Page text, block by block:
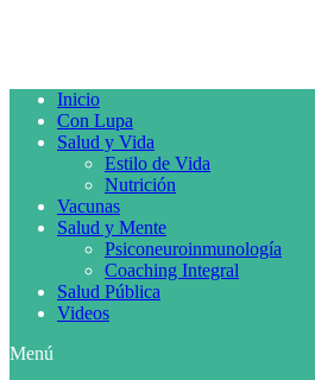
Inicio
Con Lupa
Salud y Vida
Estilo de Vida
Nutrición
Vacunas
Salud y Mente
Psiconeuroinmunología
Coaching Integral
Salud Pública
Videos
Menú